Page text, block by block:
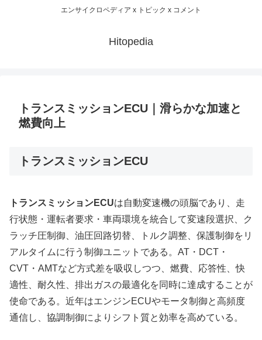
エンサイクロペディア x トピック x コメント
Hitopedia
トランスミッションECU｜滑らかな加速と
燃費向上
トランスミッションECU
トランスミッションECUは自動変速機の頭脳であり、走
行状態・運転者要求・車両環境を統合して変速段選択、ク
ラッチ圧制御、油圧回路切替、トルク調整、保護制御をリ
アルタイムに行う制御ユニットである。AT・DCT・
CVT・AMTなど方式差を吸収しつつ、燃費、応答性、快
適性、耐久性、排出ガスの最適化を同時に達成することが
使命である。近年はエンジンECUやモータ制御と高頻度
通信し、協調制御によりシフト質と効率を高めている。